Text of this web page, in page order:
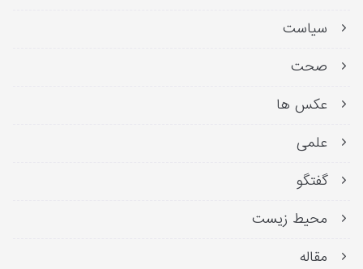
سیاست
صحت
عکس ها
علمی
گفتگو
محیط زیست
مقاله